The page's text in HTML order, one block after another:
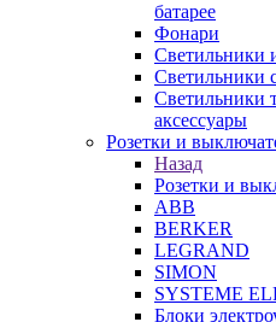
батарее
Фонари
Светильники
Светильники
Светильники
аксессуары
Розетки и
Назад
Розетки и
ABB
BERKER
LEGRAND
SIMON
SYSTEME
Блоки